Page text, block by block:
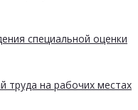
специальной оценки
труда на рабочих местах